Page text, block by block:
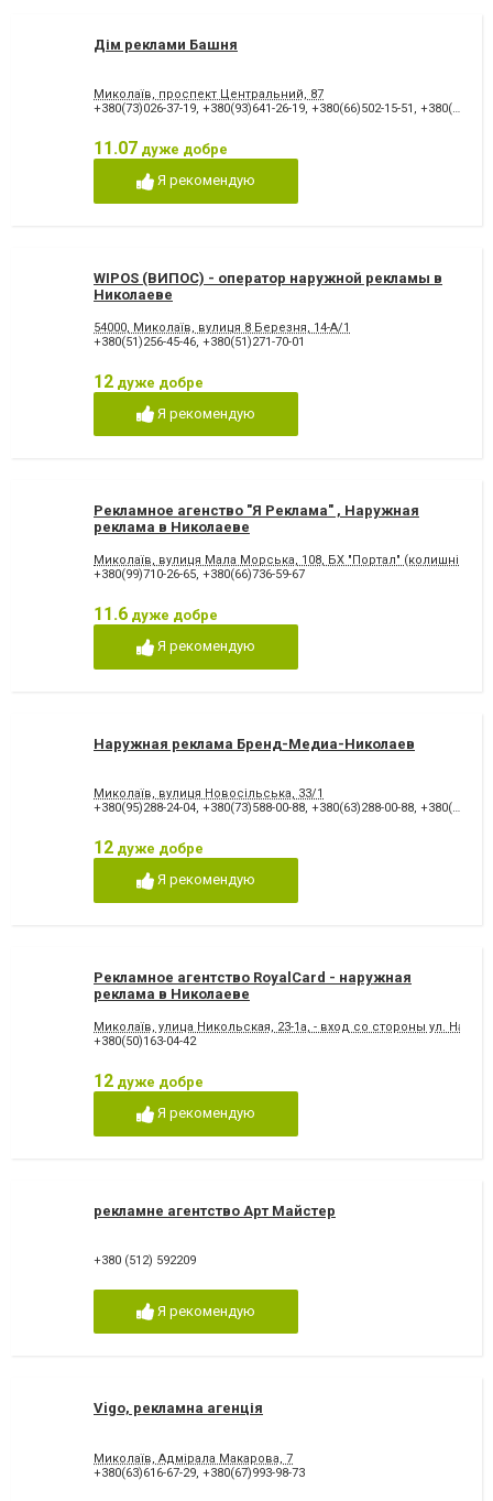
Дім реклами Башня
Миколаїв, проспект Центральний, 87
+380(73)026-37-19, +380(93)641-26-19, +380(66)502-15-51 , +380(67)979-35-53
11.07 дуже добре
Я рекомендую
WIPOS (ВИПОС) - оператор наружной рекламы в
Николаеве
54000, Миколаїв, вулиця 8 Березня, 14-А/1
+380(51)256-45-46, +380(51)271-70-01
12 дуже добре
Я рекомендую
Рекламное агенство "Я Реклама" , Наружная
реклама в Николаеве
Миколаїв, вулиця Мала Морська, 108, БХ "Портал" (колишній
+380(99)710-26-65, +380(66)736-59-67
11.6 дуже добре
Я рекомендую
Наружная реклама Бренд-Медиа-Николаев
Миколаїв, вулиця Новосільська, 33/1
+380(95)288-24-04, +380(73)588-00-88, +380(63)288-00-88, +380(93)364-30-99
12 дуже добре
Я рекомендую
Рекламное агентство RoyalCard - наружная
реклама в Николаеве
Миколаїв, улица Никольская, 23-1а, - вход со стороны ул.
+380(50)163-04-42
12 дуже добре
Я рекомендую
рекламне агентство Арт Майстер
+380 (512) 592209
Я рекомендую
Vigo, рекламна агенція
Миколаїв, Адмірала Макарова, 7
+380(63)616-67-29 +380(67)993-98-73